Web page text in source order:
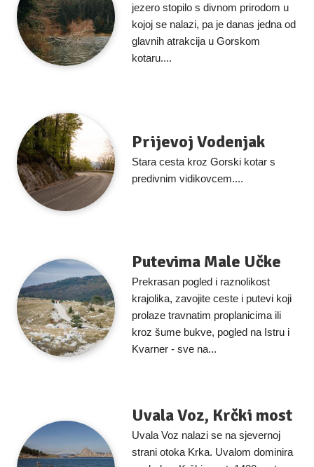
jezero stopilo s divnom prirodom u
kojoj se nalazi, pa je danas jedna od
glavnih atrakcija u Gorskom
kotaru....
Prijevoj Vodenjak
Stara cesta kroz Gorski kotar s
predivnim vidikovcem....
Putevima Male Učke
Prekrasan pogled i raznolikost
krajolika, zavojite ceste i putevi koji
prolaze travnatim proplanicima ili
kroz šume bukve, pogled na Istru i
Kvarner - sve na...
Uvala Voz, Krčki most
Uvala Voz nalazi se na sjevernoj
strani otoka Krka. Uvalom dominira